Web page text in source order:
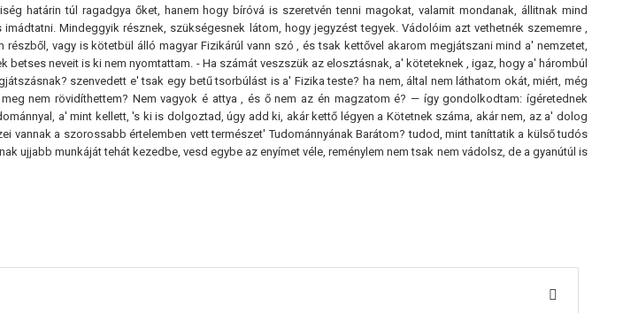
határin túl ragadgya őket, hanem hogy bíróvá is szeretvén tenni magokat, valamit mondanak, állitnak mind
Mindeggyik résznek, szükségesnek látom, hogy jegyzést tegyek. Vádolóim azt vethetnék szememre ,
vagy is kötetbül álló magyar Fizikárúl vann szó , és tsak kettővel akarom megjátszani mind a' nemzetet,
betses neveit is ki nem nyomtattam. - Ha számát veszszük az elosztásnak, a' köteteknek , igaz, hogy a' hárombúl
szenvedett e' tsak egy betű tsorbúlást is a' Fizika teste? ha nem, által nem láthatom okát, miért, még
nem rövidíthettem? Nem vagyok é attya , és ő nem az én magzatom é? — így gondolkodtam: ígéretednek
a' mint kellett, 's ki is dolgoztad, úgy add ki, akár kettő légyen a Kötetnek száma, akár nem, az a' dolog
vannak a szorossabb értelemben vett természet' Tudománnyának Barátom? tudod, mint taníttatik a külső tudós
ujjabb munkáját tehát kezedbe, vesd egybe az enyímet véle, reménylem nem tsak nem vádolsz, de a gyanútúl is